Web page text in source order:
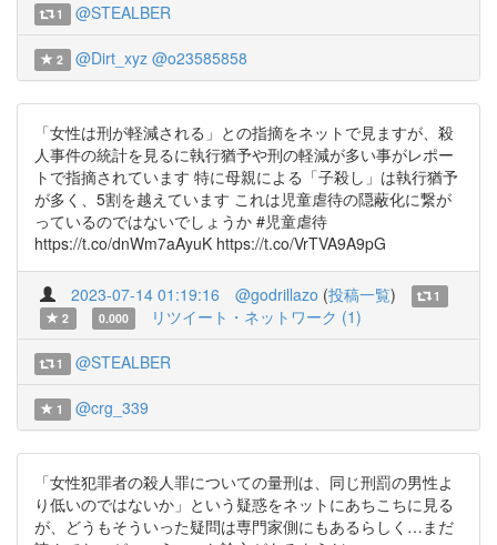
1 @STEALBER
2 @Dirt_xyz @o23585858
「女性は刑が軽減される」との指摘をネットで見ますが、殺
人事件の統計を見るに執行猶予や刑の軽減が多い事がレポー
トで指摘されています 特に母親による「子殺し」は執行猶予
が多く、5割を越えています これは児童虐待の隠蔽化に繋が
っているのではないでしょうか #児童虐待
https://t.co/dnWm7aAyuK https://t.co/VrTVA9A9pG
2023-07-14 01:19:16 @godrillazo (投稿一覧)
1
2
0.000 リツイート・ネットワーク (1)
1 @STEALBER
1 @crg_339
「女性犯罪者の殺人罪についての量刑は、同じ刑罰の男性よ
り低いのではないか」という疑惑をネットにあちこちに見る
が、どうもそういった疑問は専門家側にもあるらしく…まだ